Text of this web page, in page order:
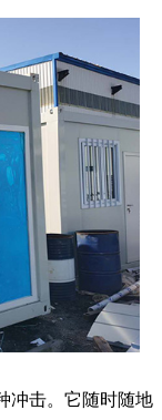
冲击。它随时随地